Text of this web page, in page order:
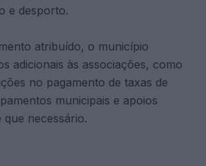
e desporto.
atribuído, o município
adicionais às associações, como
no pagamento de taxas de
municipais e apoios
que necessário.